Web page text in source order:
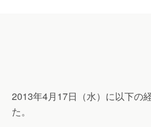
2013年4月17日（水）に以下の
た。